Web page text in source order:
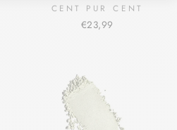
CENT PUR CENT
€23,99